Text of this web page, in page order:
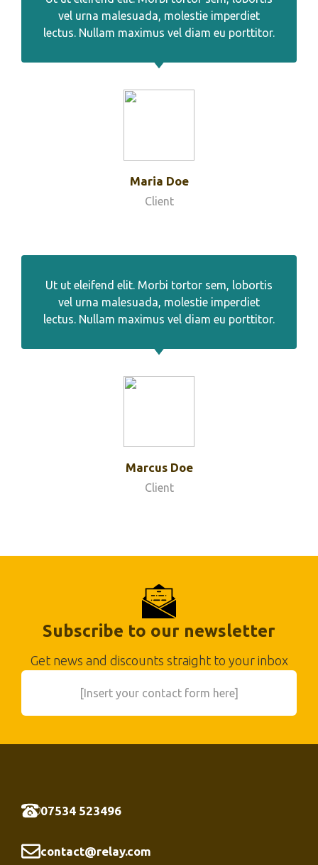
vel urna malesuada, molestie imperdiet
lectus. Nullam maximus vel diam eu porttitor.
Maria Doe
Client
Ut ut eleifend elit. Morbi tortor sem, lobortis
vel urna malesuada, molestie imperdiet
lectus. Nullam maximus vel diam eu porttitor.
Marcus Doe
Client
Subscribe to our newsletter
Get news and discounts straight to your inbox
[Insert your contact form here]
07534 523496
contact@relay.com